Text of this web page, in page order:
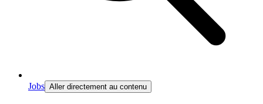
Jobs Aller directement au contenu